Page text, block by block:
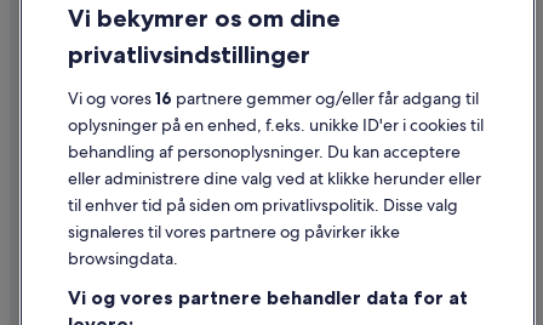
Cookies
Generelle vilkår for brug
Juridiske oplysninger/Kontakt os
Retningslinjer for indhold og indberetning af indhold
Hjælp
Kontakt os
Ændr eller afbestil din reservation
Forløb og behandlingstider for refusion
Vi bekymrer os om dine
privatlivsindstillinger
Vi og vores16 partnere gemmer og/eller får adgang til
oplysninger på en enhed, f.eks. unikke ID'er i cookies til
behandling af personoplysninger. Du kan acceptere
eller administrere dine valg ved at klikke herunder eller
til enhver tid på siden om privatlivspolitik. Disse valg
signaleres til vores partnere og påvirker ikke
browsingdata.
Vi og vores partnere behandler data for at